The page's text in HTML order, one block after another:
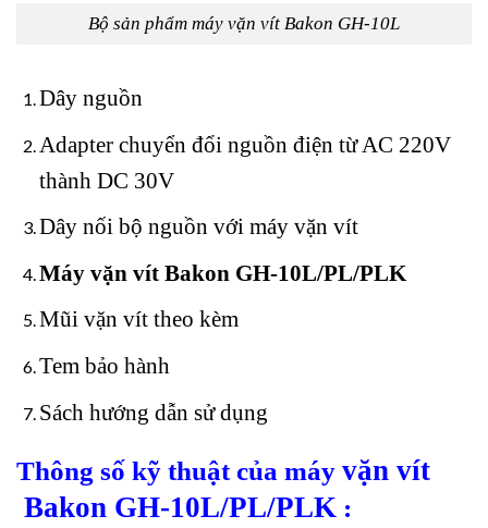
Bộ sản phẩm máy vặn vít Bakon GH-10L
Dây nguồn
Adapter chuyển đổi nguồn điện từ AC 220V
thành DC 30V
Dây nối bộ nguồn với máy vặn vít
Máy vặn vít Bakon GH-10L/PL/PLK
Mũi vặn vít theo kèm
Tem bảo hành
Sách hướng dẫn sử dụng
Thông số kỹ thuật của máy vặn vít
Bakon GH-10L/PL/PLK :